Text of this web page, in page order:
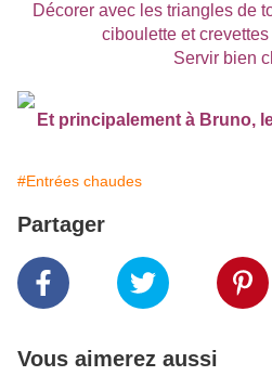
Décorer avec les triangles de
ciboulette et
Servir bien
Et principalement à Bruno,
#Entrées chaudes
Partager
Vous aimerez aussi